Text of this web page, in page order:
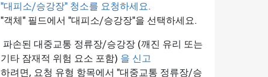
"대피소/승강장" 청소를 요청하세요.
"객체" 필드에서 "대피소/승강장"을 선택하세요.
파손된 대중교통 정류장/승강장 (깨진 유리 또는
기타 잠재적 위험 요소 포함) 을 신고
하려면, 요청 유형 항목에서 "대중교통 정류장/승